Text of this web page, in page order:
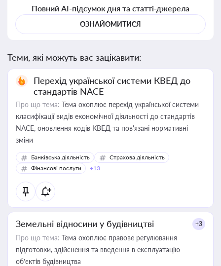
Повний AI-підсумок дня та статті-джерела
ОЗНАЙОМИТИСЯ
Теми, які можуть вас зацікавити:
Перехід української системи КВЕД до
стандартів NACE
Про що тема: Тема охоплює перехід української системи
класифікації видів економічної діяльності до стандартів
NACE, оновлення кодів КВЕД та пов'язані нормативні
зміни
Банківська діяльність
Страхова діяльність
Фінансові послуги
+13
Земельні відносини у будівництві +3
Про що тема: Тема охоплює правове регулювання
підготовки, здійснення та введення в експлуатацію
об’єктів будівництва